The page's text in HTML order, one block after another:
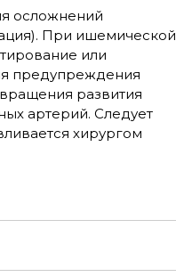
осложнений
При ишемической
или
предупреждения
развития
артерий. Следует
хирургом